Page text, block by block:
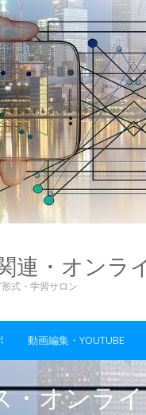
連・オンラ
式・学習サロン
動画編集・YOUTUBE
・オンラ